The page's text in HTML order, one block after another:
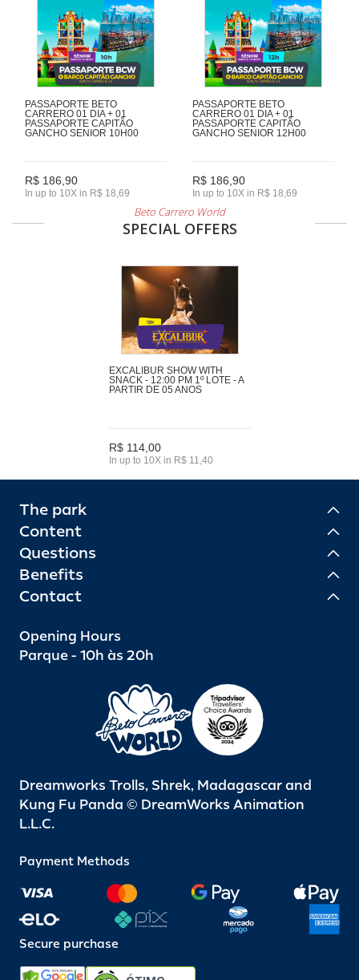
PASSAPORTE BETO
CARRERO 01 DIA + 01
PASSAPORTE CAPITÃO
GANCHO SENIOR 10H00
R$ 186,90
In up to 10X in R$ 18,69
PASSAPORTE BETO
CARRERO 01 DIA + 01
PASSAPORTE CAPITÃO
GANCHO SENIOR 12H00
R$ 186,90
In up to 10X in R$ 18,69
Beto Carrero World
SPECIAL OFFERS
EXCALIBUR SHOW WITH
SNACK - 12:00 PM 1º LOTE - A
PARTIR DE 05 ANOS
R$ 114,00
In up to 10X in R$ 11,40
The park
Content
Questions
Benefits
Contact
Opening Hours
Parque - 10h às 20h
Dreamworks Trolls, Shrek, Madagascar and
Kung Fu Panda © DreamWorks Animation
L.L.C.
Payment Methods
Secure purchase